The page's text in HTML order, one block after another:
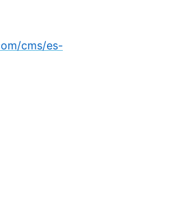
cms/es-